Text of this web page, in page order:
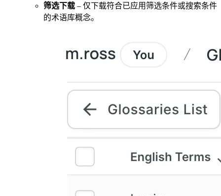
筛选下载 – 仅下载符合已应用筛选条件或搜索条件
的术语库概念。